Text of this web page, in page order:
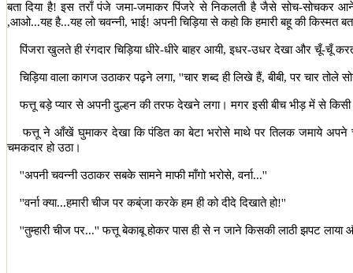
बता दिया है! इस तराँ पंजे जमा-जमाकर पिंजरे से निकलती है जैसे सोच-सोचकर
,आओ...यह है...यह लो चवन्नी, भाई! अपनी चिड़िया से कहो कि हमारी बहू की किस्मत
पिंजरा खुलते ही रंगदार चिड़िया धीरे-धीरे बाहर आयी,इधर-उधर देखा और चूँ-चूँ
चिड़िया वाला कागज उठाकर पढ़ने लगा, ''चार शब्द ही लिखे हैं,बीबी,पर चार तोले
फत्तू बड़े प्यार से अपनी दुल्हन की तरफ देखने लगा। मगर इसी बीच भीड़ में से
फत्तू ने आँखें घुमाकर देखा कि पंडित का बेटा भरोसे माथे पर तिलक जमाये
चमकदार हो उठा।
''अपनी चवन्नी उठाकर सबके सामने माफी माँगो भरोसे,वर्ना...''
''वर्ना क्या...हमारी चीज पर कब्ंजा करके हम ही को दीदे दिखाते हो!''
''तुम्हारी चीज पर...''फत्तू बेकाबू होकर पास ही से न जाने किसकी लाठी झपट